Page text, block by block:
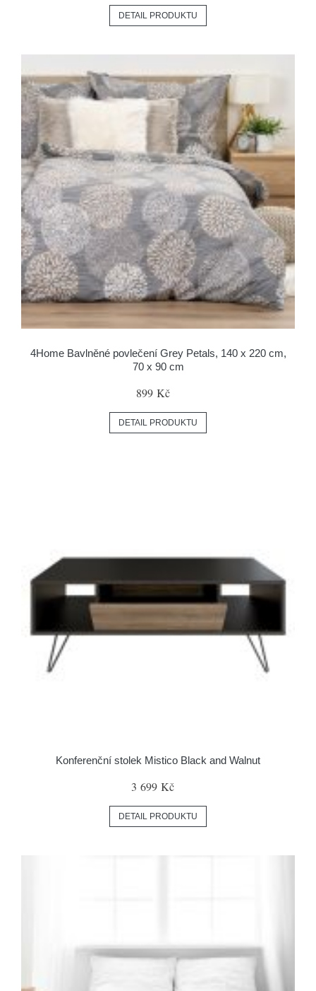
DETAIL PRODUKTU
4Home Bavlněné povlečení Grey Petals, 140 x 220 cm,
70 x 90 cm
899 Kč
DETAIL PRODUKTU
Konferenční stolek Mistico Black and Walnut
3 699 Kč
DETAIL PRODUKTU